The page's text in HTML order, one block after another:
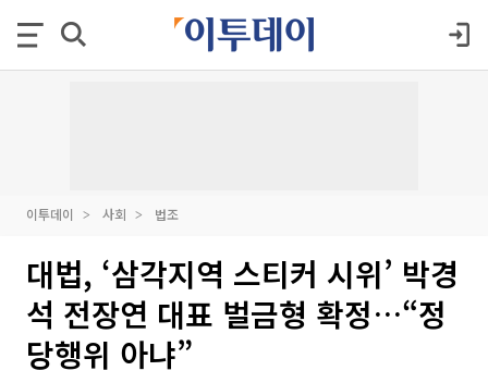
이투데이 사회 법조
대법, ‘삼각지역 스티커 시위’ 박경
석 전장연 대표 벌금형 확정…“정
당행위 아냐”